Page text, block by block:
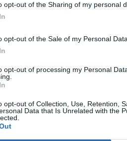
opt-out of the Sharing of my personal
opt-out of the Sale of my Personal Data.
opt-out of processing my Personal
opt-out of Collection, Use, Retention,
Data that Is Unrelated with the